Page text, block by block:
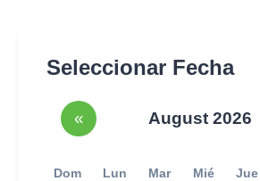
Seleccionar Fecha
« August 2026
Dom Lun Mar Mié Jue